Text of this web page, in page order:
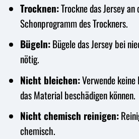
Trocknen:Trockne das Jersey
Schonprogramm des Trockners.
Bügeln:Bügele das Jersey bei
nötig.
Nicht bleichen:Verwende
das Material beschädigen können.
Nicht chemisch reinigen:
chemisch.